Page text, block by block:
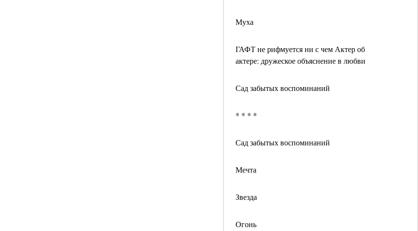
Муха
ГАФТ не рифмуется ни с чем Актер об
актере: дружеское объяснение в любви
Сад забытых воспоминаний
* * * *
Сад забытых воспоминаний
Мечта
Звезда
Огонь